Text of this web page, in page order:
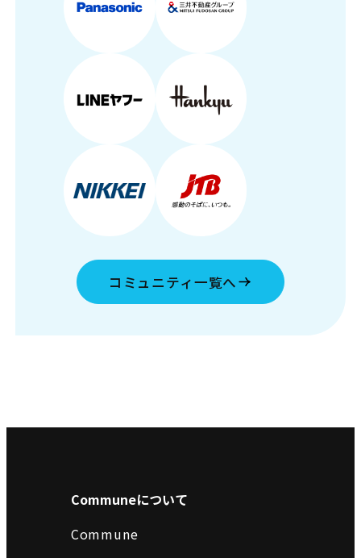
コミュニティ一覧へ
Communeについて
Commune